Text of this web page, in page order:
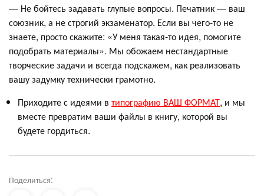
— Не бойтесь задавать глупые вопросы. Печатник — ваш
союзник, а не строгий экзаменатор. Если вы чего-то не
знаете, просто скажите: «У меня такая-то идея, помогите
подобрать материалы». Мы обожаем нестандартные
творческие задачи и всегда подскажем, как реализовать
вашу задумку технически грамотно.
Приходите с идеями в типографию ВАШ ФОРМАТ, и мы
вместе превратим ваши файлы в книгу, которой вы
будете гордиться.
Поделиться: